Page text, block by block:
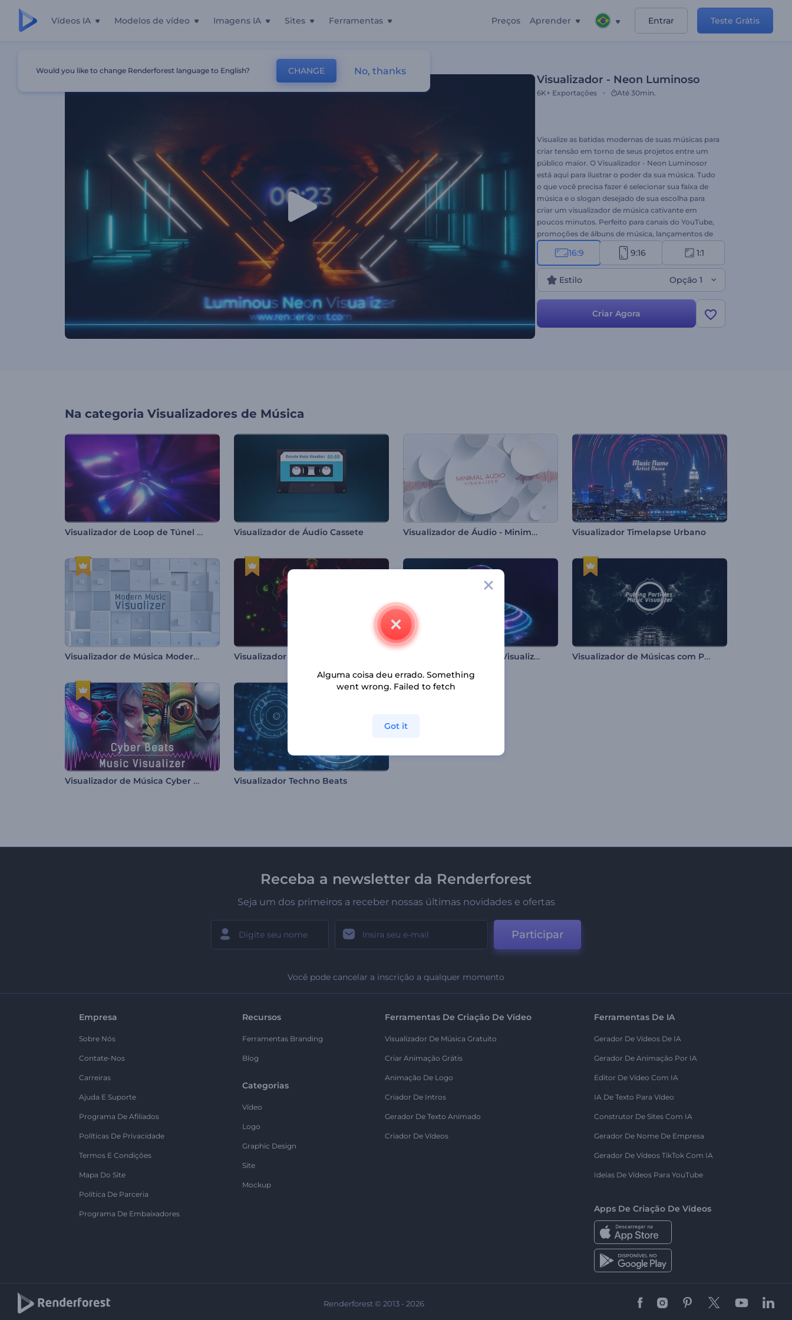
Vídeos IA Modelos de vídeo Imagens IA Sites Ferramentas Preços Aprender Entrar Teste Grátis
Visualizador - Neon Luminoso
6K+ Exportações Até 30min.
Visualize as batidas modernas de suas músicas para
criar tensão em torno de seus projetos entre um
público maior. O Visualizador - Neon Luminosor
está aqui para ilustrar o poder da sua música. Tudo
o que você precisa fazer é selecionar sua faixa de
música e o slogan desejado de sua escolha para
criar um visualizador de música cativante em
poucos minutos. Perfeito para canais do YouTube,
promoções de álbuns de música, lançamentos de
singles e muito mais. Prepare-se para surpreender
a todos com seu visualizador de música que chama
a atenção. Experimente agora!
16:9 9:16 1:1
Estilo Opção 1
Criar Agora
Na categoria Visualizadores de Música
Visualizador de Loop de Túnel Infinito. Visualizador de Áudio Cassete Visualizador de Áudio - Minimalista Visualizador Timelapse Urbano
Visualizador de Música Moderno Neon Audio Spectrum Visualizer Visualizador de Músicas com Partículas
Visualizador de Música Cyber Beats Visualizador Techno Beats
Receba a newsletter da Renderforest
Seja um dos primeiros a receber nossas últimas novidades e ofertas
Participar
Você pode cancelar a inscrição a qualquer momento
Empresa
Sobre Nós
Contate-Nos
Carreiras
Ajuda E Suporte
Programa De Afiliados
Políticas De Privacidade
Termos E Condições
Mapa Do Site
Política De Parceria
Programa De Embaixadores
Recursos
Ferramentas Branding
Blog
Categorias
Vídeo
Logo
Graphic Design
Site
Mockup
Ferramentas De Criação De Vídeo
Visualizador De Música Gratuito
Criar Animação Grátis
Animação De Logo
Criador De Intros
Gerador De Texto Animado
Criador De Vídeos
Ferramentas De IA
Gerador De Vídeos De IA
Gerador De Animação Por IA
Editor De Vídeo Com IA
IA De Texto Para Vídeo
Construtor De Sites Com IA
Gerador De Nome De Empresa
Gerador De Vídeos TikTok Com IA
Ideias De Vídeos Para YouTube
Apps De Criação De Vídeos
Renderforest © 2013 - 2026
Would you like to change Renderforest language to English? CHANGE No, thanks
Alguma coisa deu errado. Something
went wrong. Failed to fetch
Got it